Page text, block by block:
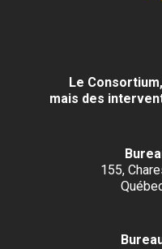
Le
mais des
155,